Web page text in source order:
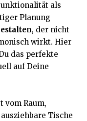
als
Planung
, der nicht
wirkt. Hier
das perfekte
auf Deine
vom Raum,
Tische